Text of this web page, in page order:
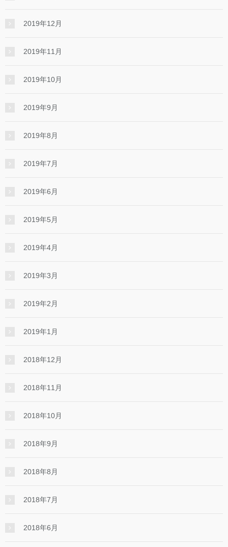
2019年12月
2019年11月
2019年10月
2019年9月
2019年8月
2019年7月
2019年6月
2019年5月
2019年4月
2019年3月
2019年2月
2019年1月
2018年12月
2018年11月
2018年10月
2018年9月
2018年8月
2018年7月
2018年6月